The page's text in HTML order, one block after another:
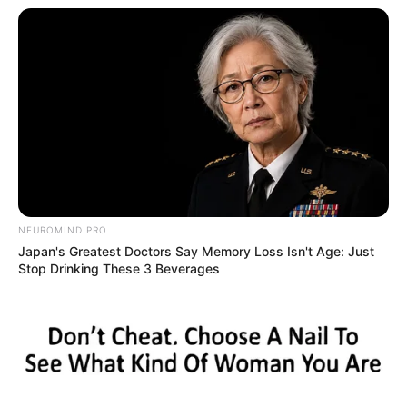
Ausflugs- oder Freizeittipp für den Kreis
Unterallgäu und Memmingen eintragen:
Bezeichnung des Ausflugs- oder Freizeitziels *:
URL bzw. Link (wenn vorhanden):
Kurztext zum Ausflugs- oder Freizeitziel *:
NEUROMIND PRO
Japan's Greatest Doctors Say Memory Loss Isn't Age: Just
Stop Drinking These 3 Beverages